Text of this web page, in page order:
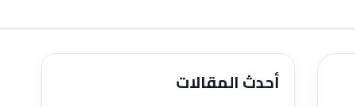
أحدث المقالات